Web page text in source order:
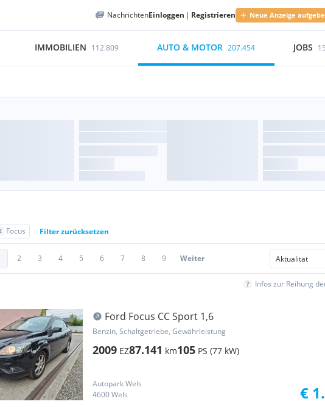
NachrichtenEinloggen | Registrieren Neue Anzeige
IMMOBILIEN 112.809 AUTO & MOTOR 207.454 JOBS
Focus Filter zurücksetzen
2 3 4 5 6 7 8 9 Weiter
Infos zur Reihung
Ford Focus CC Sport 1,6
Benzin, Schaltgetriebe, Gewährleistung
2009 EZ87.141 km105 PS (77 kW)
Autopark Wels
4600 Wels
€